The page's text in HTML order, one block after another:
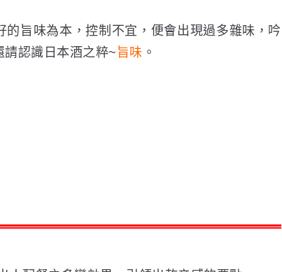
旨味為本，控制不宜，便會出現過多雜味，吟
認識日本酒之粹~ 旨味 。